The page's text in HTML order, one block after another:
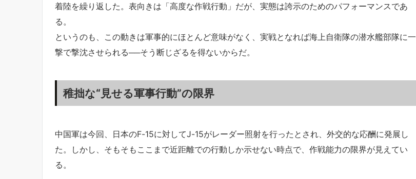
着陸を繰り返した。表向きは「高度な作戦行動」だが、実態は誇示のためのパフォーマンスであ
る。
というのも、この動きは軍事的にほとんど意味がなく、実戦となれば海上自衛隊の潜水艦部隊に一
撃で撃沈させられる──そう断じざるを得ないからだ。
稚拙な“見せる軍事行動”の限界
中国軍は今回、日本のF-15に対してJ-15がレーダー照射を行ったとされ、外交的な応酬に発展し
た。しかし、そもそもここまで近距離での行動しか示せない時点で、作戦能力の限界が見えてい
る。